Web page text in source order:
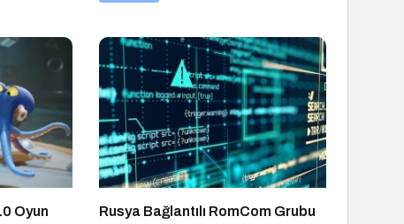
Oyun
Rusya Bağlantılı RomCom Grubu